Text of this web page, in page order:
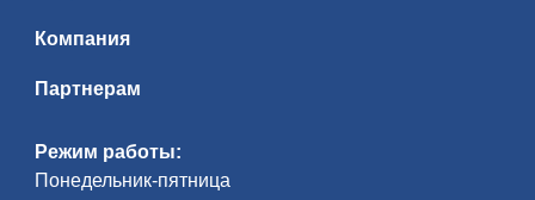
Режим работы:
Понедельник-пятница
Компания
Партнерам